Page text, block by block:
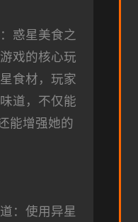
惑星美食之
戏的核心玩
食材，玩家
道，不仅能
能增强她的
：使用异星